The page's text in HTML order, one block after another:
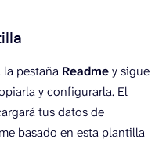
la pestaña Readmey sigue
y configurarla. El
tus datos de
basado en esta plantilla